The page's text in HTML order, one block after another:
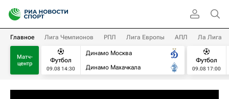
Главное Лига Чемпионов РПЛ Лига Европы АПЛ Ла Лига
Матч-
центр
Футбол
09.08 14:30
Динамо Москва
Динамо Махачкала
Футбол
09.08 17:00